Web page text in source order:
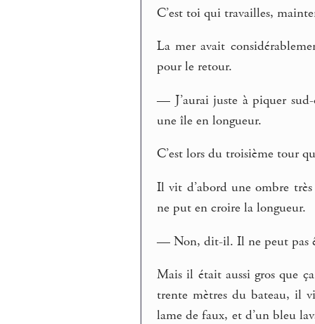
C’est toi qui travailles,
La mer avait
pour le retour.
— J’aurai juste à piquer
une île en longueur.
C’est lors du troisième tour
Il vit d’abord une ombre
ne put en croire la longueur.
— Non, dit-il. Il ne peut pas
Mais il était aussi gros que
trente mètres du bateau, il
lame de faux, et d’un bleu